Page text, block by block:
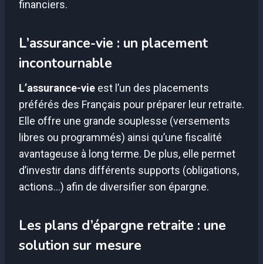
financiers.
L’assurance-vie : un placement
incontournable
L’assurance-vie est l’un des placements
préférés des Français pour préparer leur retraite.
Elle offre une grande souplesse (versements
libres ou programmés) ainsi qu’une fiscalité
avantageuse à long terme. De plus, elle permet
d’investir dans différents supports (obligations,
actions…) afin de diversifier son épargne.
Les plans d’épargne retraite : une
solution sur mesure